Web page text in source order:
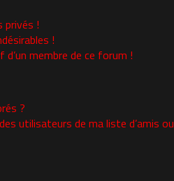
privés !
!
d’un membre de ce forum !
?
utilisateurs de ma liste d’amis ou